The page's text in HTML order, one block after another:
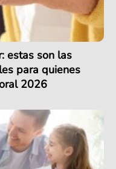
estas son las
para quienes
2026